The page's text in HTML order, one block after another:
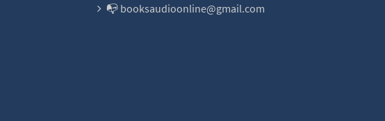
📭 booksaudioonline@gmail.com